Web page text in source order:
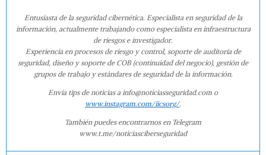
Entusiasta de la seguridad cibernética. Especialista en seguridad de la
información, actualmente trabajando como especialista en infraestructura
de riesgos e investigador.
Experiencia en procesos de riesgo y control, soporte de auditoría de
seguridad, diseño y soporte de COB (continuidad del negocio), gestión de
grupos de trabajo y estándares de seguridad de la información.
Envía tips de noticias a info@noticiasseguridad.com o
www.instagram.com/iicsorg/.
También puedes encontrarnos en Telegram
www.t.me/noticiasciberseguridad